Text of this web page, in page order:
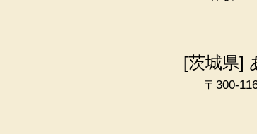
[茨城県]
〒300-